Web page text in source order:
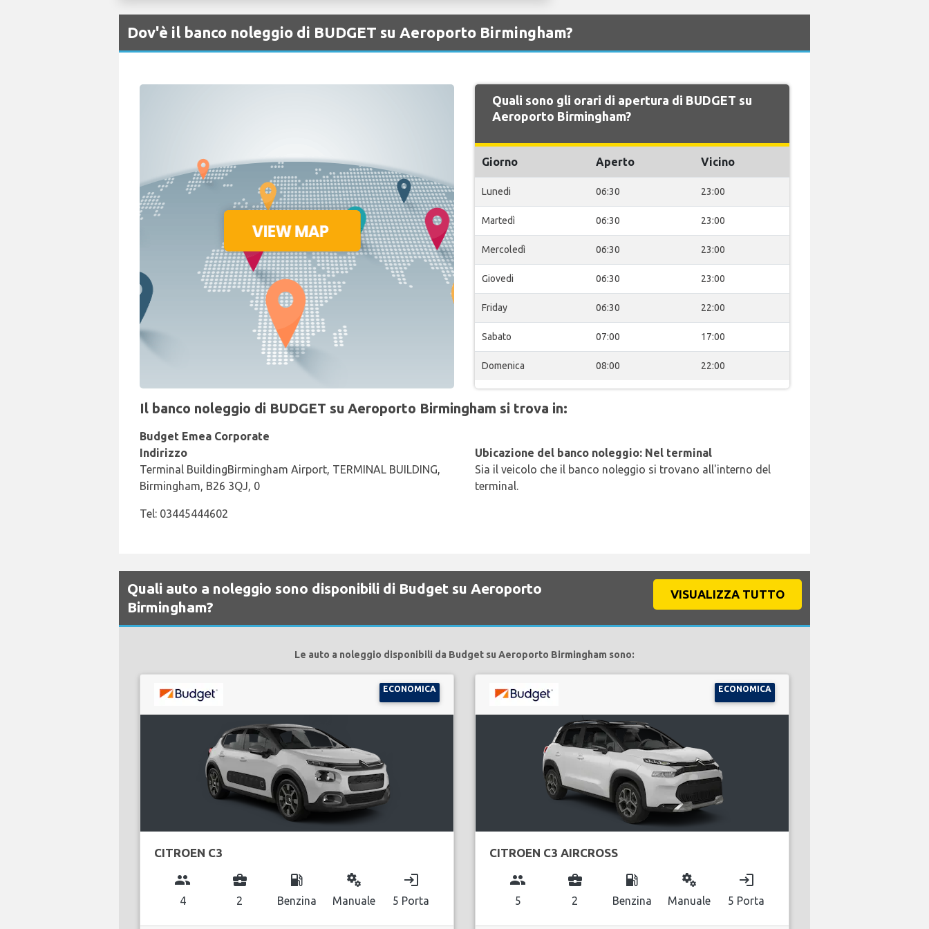
Dov'è il banco noleggio di BUDGET su Aeroporto Birmingham?
Quali sono gli orari di apertura di BUDGET su
Aeroporto Birmingham?
Giorno Aperto Vicino
Lunedi 06:30 23:00
Martedì 06:30 23:00
Mercoledì 06:30 23:00
Giovedi 06:30 23:00
Friday 06:30 22:00
Sabato 07:00 17:00
Domenica 08:00 22:00
Il banco noleggio di BUDGET su Aeroporto Birmingham si trova in:
Budget Emea Corporate
Indirizzo
Terminal BuildingBirmingham Airport, TERMINAL BUILDING,
Birmingham, B26 3QJ, 0
Tel: 03445444602
Ubicazione del banco noleggio: Nel terminal
Sia il veicolo che il banco noleggio si trovano all'interno del
terminal.
Quali auto a noleggio sono disponibili di Budget su Aeroporto
Birmingham?
VISUALIZZA TUTTO
Le auto a noleggio disponibili da Budget su Aeroporto Birmingham sono:
ECONOMICA
CITROEN C3
group
4
business_center
2
local_gas_station
Benzina
miscellaneous_services
Manuale
login
5 Porta
ECONOMICA
CITROEN C3 AIRCROSS
group
5
business_center
2
local_gas_station
Benzina
miscellaneous_services
Manuale
login
5 Porta